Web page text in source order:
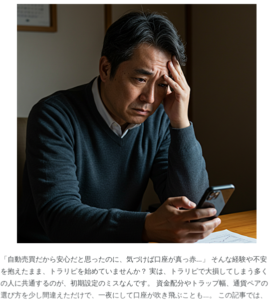
「自動売買だから安心だと思ったのに、気づけば口座が真っ赤…」 そんな経験や不安
を抱えたまま、トラリピを始めていませんか？ 実は、トラリピで大損してしまう多く
の人に共通するのが、初期設定のミスなんです。 資金配分やトラップ幅、通貨ペアの
選び方を少し間違えただけで、一夜にして口座が吹き飛ぶことも…。 この記事では、